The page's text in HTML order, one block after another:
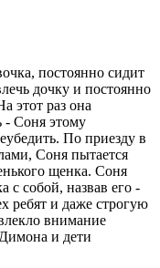
постоянно сидит
дочку и постоянно
этот раз она
- Соня этому
По приезду в
Соня пытается
щенка. Соня
с собой, назвав его -
ребят и даже строгую
внимание
и дети